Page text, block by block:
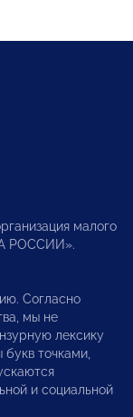
малого
РОССИИ».
Согласно
мы не
лексику
точками,
и социальной